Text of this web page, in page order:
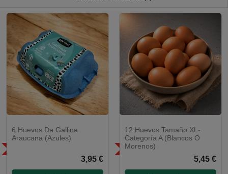
6 Huevos De Gallina
Araucana (azules)
3,95 €
SÓLO EN LA COMUNIDAD DE
12 Huevos Tamaño XL-
Categoría A (Blancos O
Morenos)
5,45 €